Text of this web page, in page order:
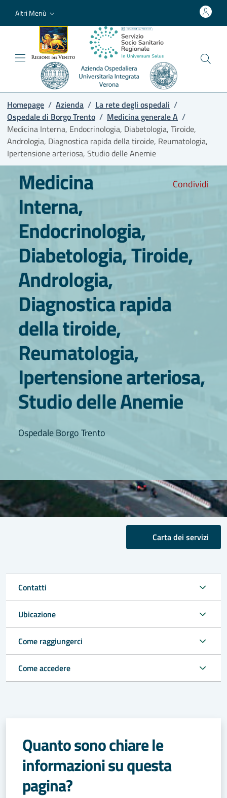
Altri Menù
Homepage / Azienda / La rete degli ospedali /
Ospedale di Borgo Trento / Medicina generale A /
Medicina Interna, Endocrinologia, Diabetologia, Tiroide,
Andrologia, Diagnostica rapida della tiroide, Reumatologia,
Ipertensione arteriosa, Studio delle Anemie
Condividi
Medicina
Interna,
Endocrinologia,
Diabetologia, Tiroide,
Andrologia,
Diagnostica rapida
della tiroide,
Reumatologia,
Ipertensione arteriosa,
Studio delle Anemie
Ospedale Borgo Trento
Carta dei servizi
Contatti
Ubicazione
Come raggiungerci
Come accedere
Quanto sono chiare le
informazioni su questa
pagina?